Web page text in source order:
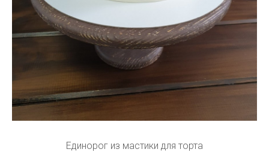
Единорог из мастики для торта